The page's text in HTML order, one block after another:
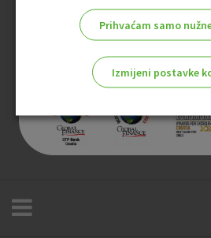
Prihvaćam samo
Izmijeni postavke
Analitički